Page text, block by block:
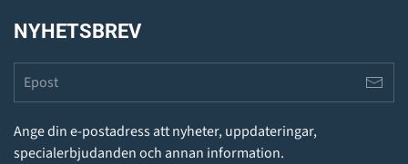
NYHETSBREV
Ange din e-postadress att nyheter, uppdateringar,
specialerbjudanden och annan information.